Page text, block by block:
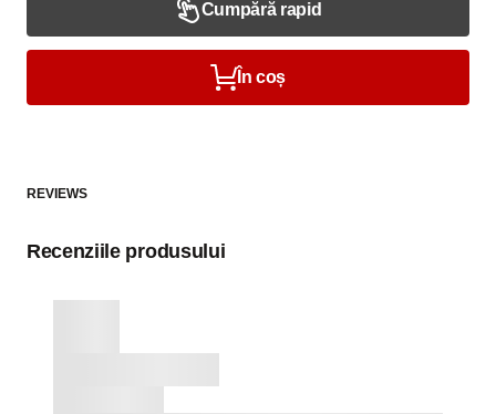
Cumpără rapid
În coș
REVIEWS
Recenziile produsului